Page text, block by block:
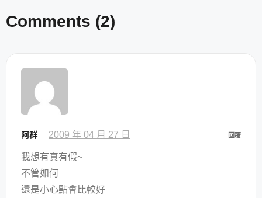
Comments (2)
阿群 2009 年 04 月 27 日 回覆
我想有真有假~
不管如何
還是小心點會比較好